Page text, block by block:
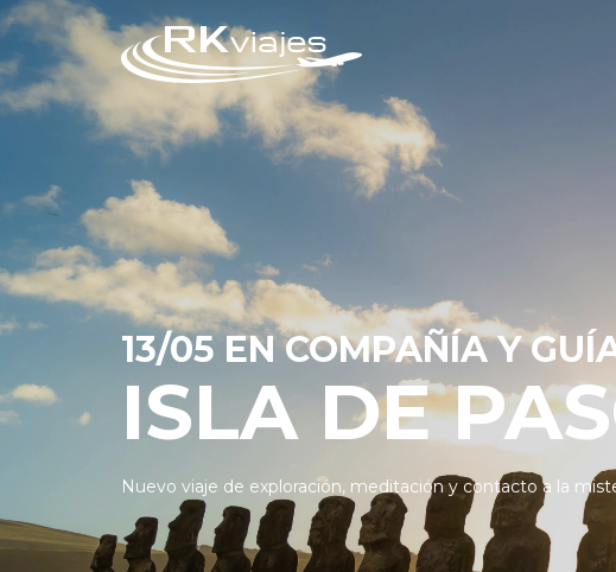
13/05 EN COMPAÑÍA Y
ISLA DE
Nuevo viaje de exploración, meditación y contacto a la